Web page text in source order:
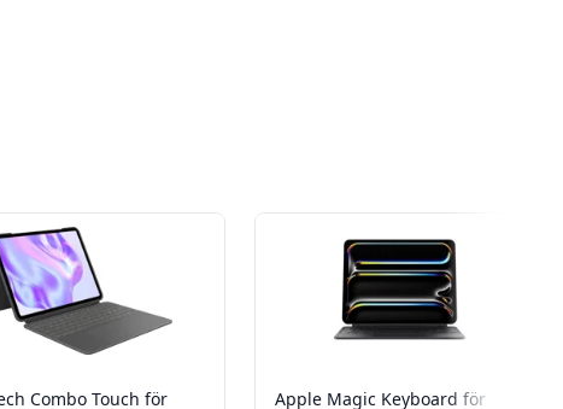
Combo Touch för
Apple Magic Keyboard för